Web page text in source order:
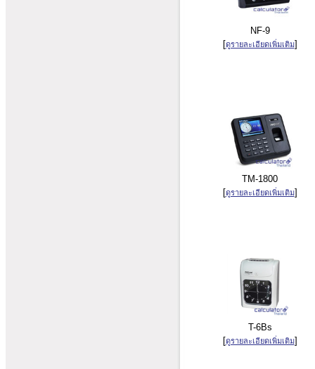
NF-9
[ดูรายละเอียดเพิ่มเติม]
TM-1800
[ดูรายละเอียดเพิ่มเติม]
T-6Bs
[ดูรายละเอียดเพิ่มเติม]